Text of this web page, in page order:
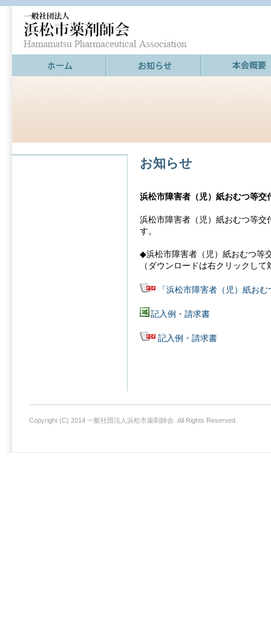
お知らせ
浜松市障害者（児）紙おむつ等
浜松市障害者（児）紙おむつ等
す。
◆浜松市障害者（児）紙おむつ等
（ダウンロードは右クリックし
「浜松市障害者（児）紙お
記入例・請求書
記入例・請求書
Copyright (C) 2014 一般社団法人浜松市薬剤師会. All Rights Reserved.